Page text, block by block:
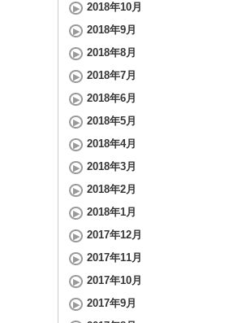
2018年10月
2018年9月
2018年8月
2018年7月
2018年6月
2018年5月
2018年4月
2018年3月
2018年2月
2018年1月
2017年12月
2017年11月
2017年10月
2017年9月